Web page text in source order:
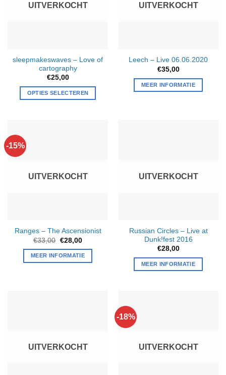
UITVERKOCHT
sleepmakeswaves – Love of
cartography
€25,00
OPTIES SELECTEREN
UITVERKOCHT
Leech – Live 06.06.2020
€35,00
MEER INFORMATIE
-15%
UITVERKOCHT
Ranges – The Ascensionist
€33,00 Oorspronkelijke
was:
€33,00.
€28,00Huidige
is:
€28,00.
MEER INFORMATIE
UITVERKOCHT
Russian Circles – Live at
Dunk!fest 2016
€28,00
MEER INFORMATIE
UITVERKOCHT
-18%
UITVERKOCHT